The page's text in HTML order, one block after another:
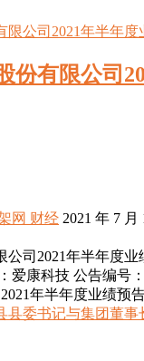
份有限公司
网 财经 2021 年 7 月
公司2021年半年度
爱康科技 公告编号
年半年度业绩预